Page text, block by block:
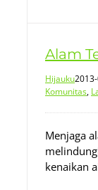
Alam
Hijauku
Komunitas,
Menjaga
kenaikan